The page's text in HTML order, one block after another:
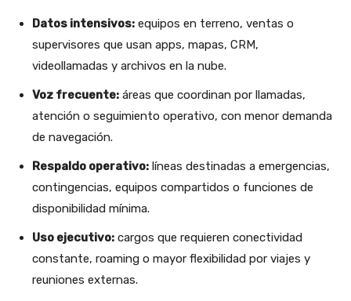
Datos intensivos: equipos en terreno, ventas o
supervisores que usan apps, mapas, CRM,
videollamadas y archivos en la nube.
Voz frecuente: áreas que coordinan por llamadas,
atención o seguimiento operativo, con menor demanda
de navegación.
Respaldo operativo: líneas destinadas a emergencias,
contingencias, equipos compartidos o funciones de
disponibilidad mínima.
Uso ejecutivo: cargos que requieren conectividad
constante, roaming o mayor flexibilidad por viajes y
reuniones externas.